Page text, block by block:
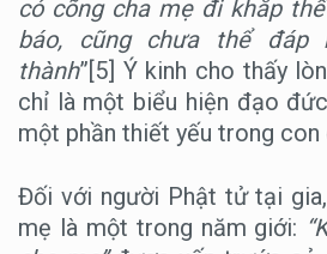
có cõng cha mẹ đi khắp
báo, cũng chưa thể đáp
thành”[5] Ý kinh cho thấy
chỉ là một biểu hiện đạo
một phần thiết yếu trong con
Đối với người Phật tử tại
mẹ là một trong năm giới: